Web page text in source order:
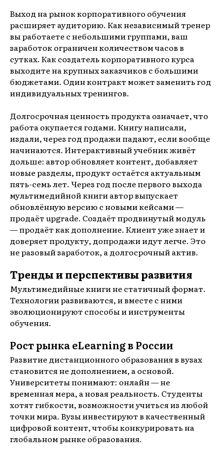
Выход на рынок корпоративного обучения
расширяет аудиторию. Как независимый тренер
вы работаете с небольшими группами, ваш
заработок ограничен количеством часов в
сутках. Как создатель корпоративного курса
выходите на крупных заказчиков с большими
бюджетами. Один контракт может заменить год
индивидуальных тренингов.
Долгосрочная ценность продукта означает, что
работа окупается годами. Книгу написали,
издали, через год продажи падают, если вообще
начинаются. Интерактивный учебник живёт
дольше: автор обновляет контент, добавляет
новые разделы, продукт остаётся актуальным
пять-семь лет. Через год после первого выхода
мультимедийной книги автор выпускает
обновлённую версию с новыми кейсами —
продаёт upgrade. Создаёт продвинутый модуль
— продаёт как дополнение. Клиент уже знает и
доверяет продукту, допродажи идут легче. Это
не разовый заработок, а долгосрочный актив.
Тренды и перспективы развития
Мультимедийные книги не статичный формат.
Технологии развиваются, и вместе с ними
эволюционируют способы и инструменты
обучения.
Рост рынка eLearning в России
Развитие дистанционного образования в вузах
становится не дополнением, а основой.
Университеты понимают: онлайн — не
временная мера, а новая реальность. Студенты
хотят гибкости, возможности учиться из любой
точки мира. Вузы инвестируют в качественный
цифровой контент, чтобы конкурировать на
глобальном рынке образования.